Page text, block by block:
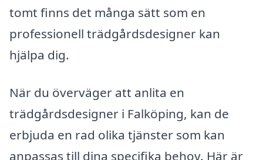
tomt finns det många sätt som en
professionell trädgårdsdesigner kan
hjälpa dig.
När du överväger att anlita en
trädgårdsdesigner i Falköping, kan de
erbjuda en rad olika tjänster som kan
anpassas till dina specifika behov. Här är